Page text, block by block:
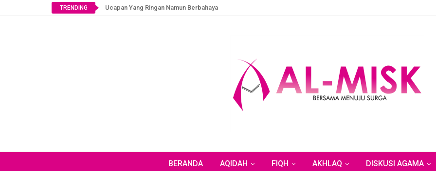
TRENDING Ucapan Yang Ringan Namun Berbahaya
BERANDA AQIDAH FIQH AKHLAQ DISKUSI AGAMA